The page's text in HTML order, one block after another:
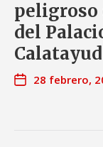
peligroso
del
Calatayud
28 febrero,